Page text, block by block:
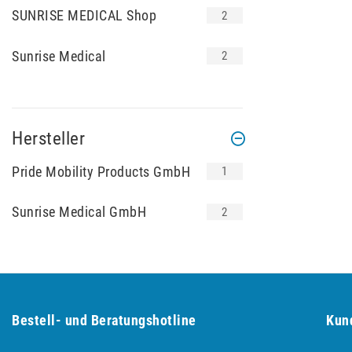
SUNRISE MEDICAL Shop 2
Sunrise Medical 2
Hersteller
Pride Mobility Products GmbH 1
Sunrise Medical GmbH 2
Bestell- und Be­ra­tungs­hot­line